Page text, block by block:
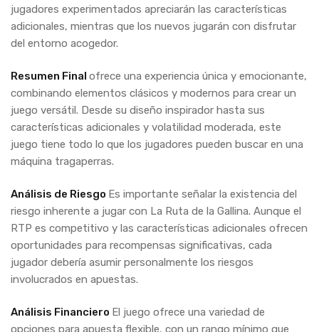
jugadores experimentados apreciarán las características
adicionales, mientras que los nuevos jugarán con disfrutar
del entorno acogedor.
Resumen Final ofrece una experiencia única y emocionante,
combinando elementos clásicos y modernos para crear un
juego versátil. Desde su diseño inspirador hasta sus
características adicionales y volatilidad moderada, este
juego tiene todo lo que los jugadores pueden buscar en una
máquina tragaperras.
Análisis de Riesgo Es importante señalar la existencia del
riesgo inherente a jugar con La Ruta de la Gallina. Aunque el
RTP es competitivo y las características adicionales ofrecen
oportunidades para recompensas significativas, cada
jugador debería asumir personalmente los riesgos
involucrados en apuestas.
Análisis Financiero El juego ofrece una variedad de
opciones para apuesta flexible, con un rango mínimo que